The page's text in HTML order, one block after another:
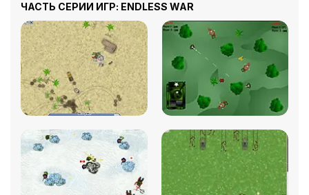
ЧАСТЬ СЕРИИ ИГР: ENDLESS WAR